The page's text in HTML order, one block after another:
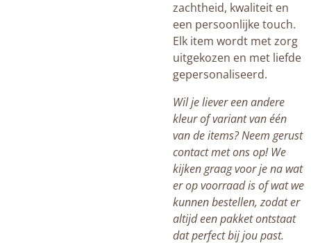
zachtheid, kwaliteit en
een persoonlijke touch.
Elk item wordt met zorg
uitgekozen en met liefde
gepersonaliseerd.
Wil je liever een andere
kleur of variant van één
van de items? Neem gerust
contact met ons op! We
kijken graag voor je na wat
er op voorraad is of wat we
kunnen bestellen, zodat er
altijd een pakket ontstaat
dat perfect bij jou past.